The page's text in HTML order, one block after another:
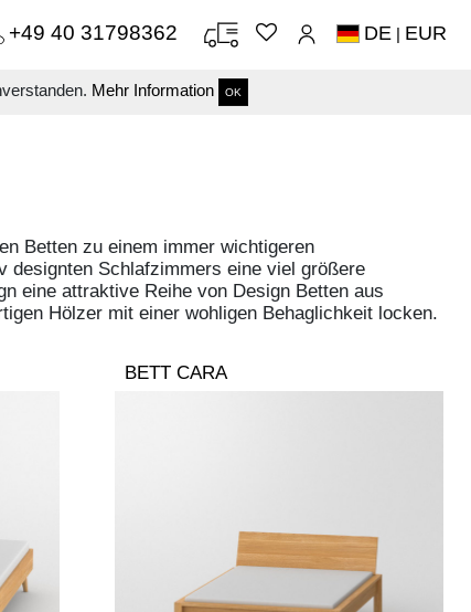
Mehr Information OK
+49 40 31798362 DE | EUR
Betten zu einem immer wichtigeren
designten Schlafzimmers eine viel größere
eine attraktive Reihe von Design Betten aus
Hölzer mit einer wohligen Behaglichkeit locken.
BETT CARA